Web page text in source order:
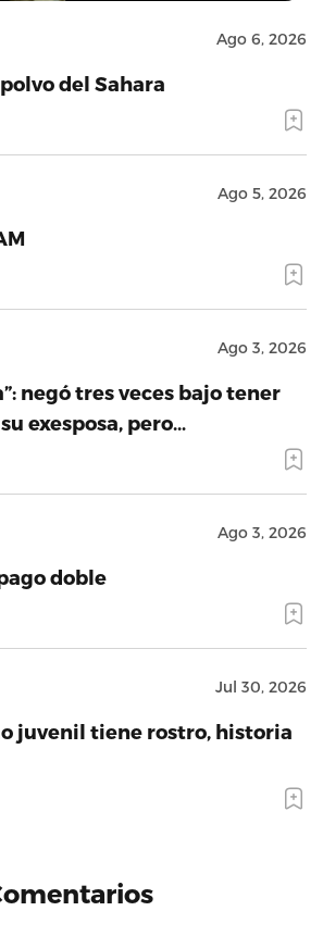
Ago 6, 2026
del Sahara
Ago 5, 2026
Ago 3, 2026
negó tres veces bajo tener
exesposa, pero…
Ago 3, 2026
doble
Jul 30, 2026
juvenil tiene rostro, historia